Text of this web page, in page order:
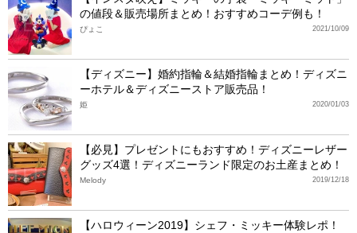
の値段＆販売場所まとめ！おすすめコーデ例も！
2021/10/09
ぴょこ
【ディズニー】婚約指輪＆結婚指輪まとめ！ディズニ
ーホテル＆ディズニーストア販売品！
2020/01/03
姫
【必見】プレゼントにもおすすめ！ディズニーレザー
グッズ4選！ディズニーランド限定のお土産まとめ！
2019/12/18
Melody
【ハロウィーン2019】シェフ・ミッキー体験レポ！